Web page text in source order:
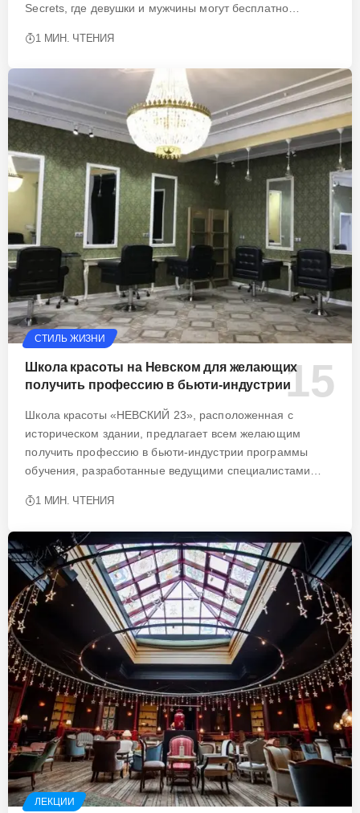
Secrets, где девушки и мужчины могут бесплатно…
1 МИН. ЧТЕНИЯ
СТИЛЬ ЖИЗНИ
Школа красоты на Невском для желающих
получить профессию в бьюти-индустрии
Школа красоты «НЕВСКИЙ 23», расположенная с
историческом здании, предлагает всем желающим
получить профессию в бьюти-индустрии программы
обучения, разработанные ведущими специалистами…
1 МИН. ЧТЕНИЯ
ЛЕКЦИИ